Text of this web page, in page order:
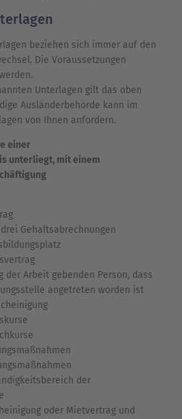
beziehen sich immer auf den
Die Voraussetzungen
Unterlagen gilt das oben
Ausländerbehörde kann im
von Ihnen anfordern.
einer
unterliegt, mit einem
Gehaltsabrechnungen
der Arbeit gebenden Person, dass
angetreten worden ist
der
oder Mietvertrag und